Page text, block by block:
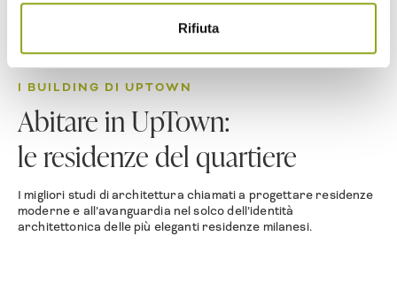
Rifiuta
I BUILDING DI UPTOWN
Abitare in UpTown:
le residenze del quartiere
I migliori studi di architettura chiamati a progettare residenze
moderne e all’avanguardia nel solco dell’identità
architettonica delle più eleganti residenze milanesi.